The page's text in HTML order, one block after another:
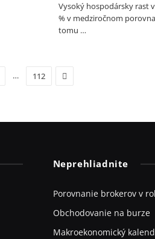
Vysoký hospodársky rast
% v medziročnom
tomu …
… 112 Next
Neprehliadnite
Porovnanie brokerov v
Obchodovanie na burze
Makroekonomický